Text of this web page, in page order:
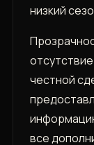
низкий
честной
все